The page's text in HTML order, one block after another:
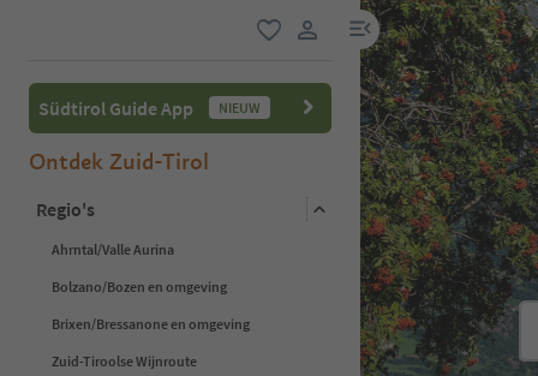
gebruikerslink
menulink
Südtirol Guide App NIEUW
Ontdek Zuid-Tirol
Regio's
Ahrntal/Valle Aurina
Bolzano/Bozen en omgeving
Brixen/Bressanone en omgeving
Zuid-Tiroolse Wijnroute